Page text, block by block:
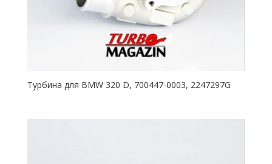
Турбина для BMW 320 D, 700447-0003, 2247297G